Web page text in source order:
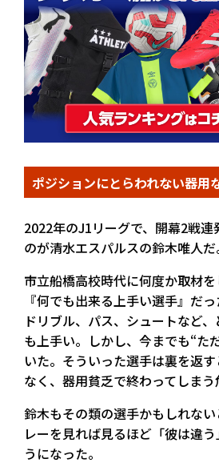
ポジションにとらわれない器用
2022年のJ1リーグで、開幕2戦連
のが清水エスパルスの鈴木唯人だ
市立船橋高校時代に何度か取材
『何でも出来る上手い選手』だ
ドリブル、パス、シュートなど
も上手い。しかし、今までも“た
いた。そういった選手は裏を返
なく、器用貧乏で終わってしまう
鈴木もその類の選手かもしれな
レーを見れば見るほど「彼は違
うになった。